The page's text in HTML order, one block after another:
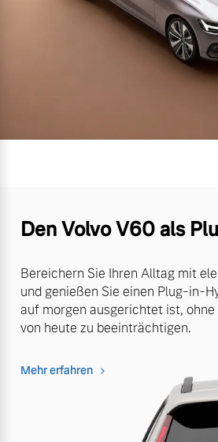
Den Volvo V60 als
Bereichern Sie Ihren Alltag mit
und genießen Sie einen Plug-in-
auf morgen ausgerichtet ist, ohne
von heute zu beeinträchtigen.
Mehr erfahren